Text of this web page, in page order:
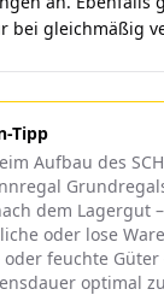
bei gleichmäßig
Tipp
Aufbau des
dem Lagergut
oder lose
oder feuchte
optimal